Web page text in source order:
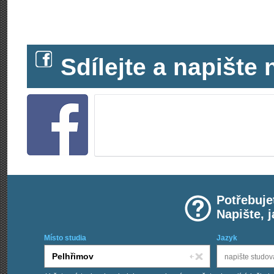
Sdílejte a napište
Napište,
Místo studia Jazyk